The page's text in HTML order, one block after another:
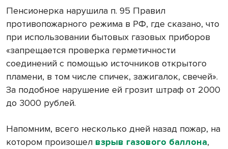
Пенсионерка нарушила п. 95 Правил
противопожарного режима в РФ, где сказано, что
при использовании бытовых газовых приборов
«запрещается проверка герметичности
соединений с помощью источников открытого
пламени, в том числе спичек, зажигалок, свечей».
За подобное нарушение ей грозит штраф от 2000
до 3000 рублей.
Напомним, всего несколько дней назад пожар, на
котором произошел взрыв газового баллона,